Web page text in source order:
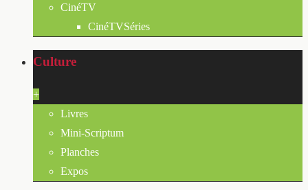
CinéTV
CinéTVSéries
Culture
+
Livres
Mini-Scriptum
Planches
Expos